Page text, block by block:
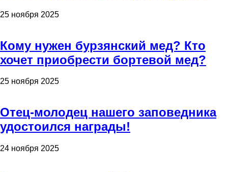
25 ноября 2025
Кому нужен бурзянский мед? Кто
хочет приобрести бортевой мед?
25 ноября 2025
Отец-молодец нашего заповедника
удостоился награды!
24 ноября 2025